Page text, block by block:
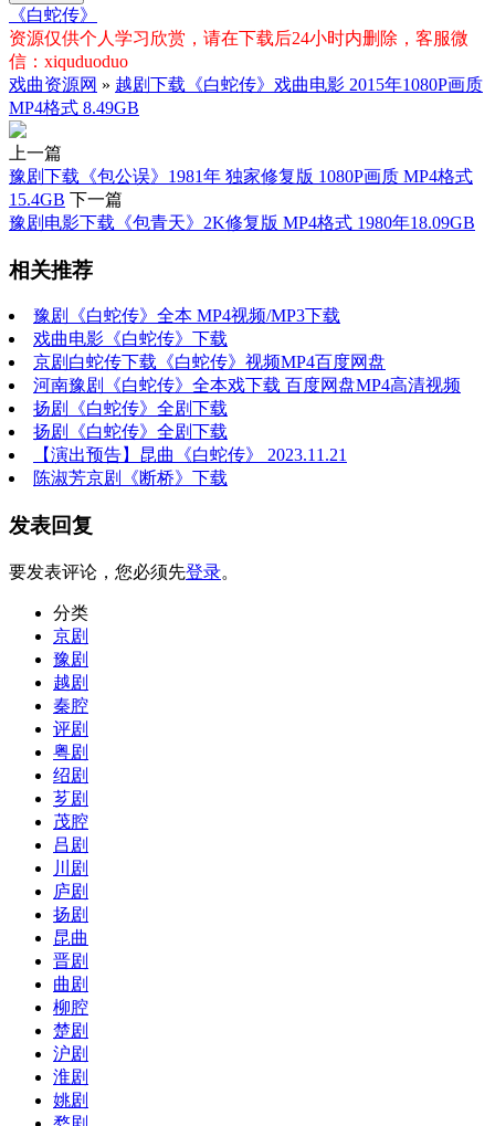
《白蛇传》
资源仅供个人学习欣赏，请在下载后24小时内删除，客服微
信：xiquduoduo
戏曲资源网 » 越剧下载《白蛇传》戏曲电影 2015年1080P画质
MP4格式 8.49GB
上一篇
豫剧下载《包公误》1981年 独家修复版 1080P画质 MP4格式
15.4GB 下一篇
豫剧电影下载《包青天》2K修复版 MP4格式 1980年18.09GB
相关推荐
豫剧《白蛇传》全本 MP4视频/MP3下载
戏曲电影《白蛇传》下载
京剧白蛇传下载《白蛇传》视频MP4百度网盘
河南豫剧《白蛇传》全本戏下载 百度网盘MP4高清视频
扬剧《白蛇传》全剧下载
扬剧《白蛇传》全剧下载
【演出预告】昆曲《白蛇传》 2023.11.21
陈淑芳京剧《断桥》下载
发表回复
要发表评论，您必须先登录。
分类
京剧
豫剧
越剧
秦腔
评剧
粤剧
绍剧
芗剧
茂腔
吕剧
川剧
庐剧
扬剧
昆曲
晋剧
曲剧
柳腔
楚剧
沪剧
淮剧
姚剧